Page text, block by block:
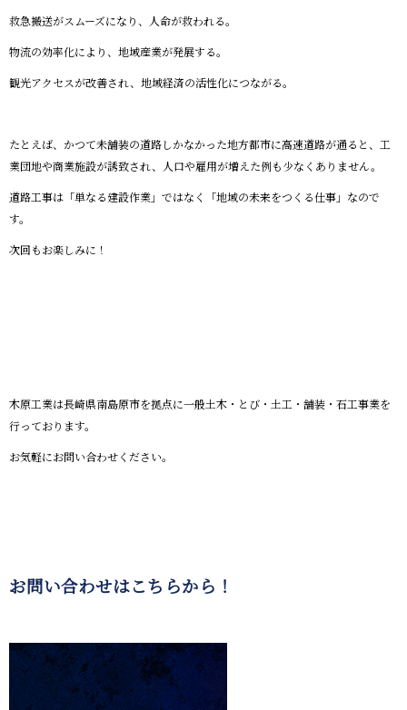
救急搬送がスムーズになり、人命が救われる。
物流の効率化により、地域産業が発展する。
観光アクセスが改善され、地域経済の活性化につながる。
たとえば、かつて未舗装の道路しかなかった地方都市に高速道路が通ると、工
業団地や商業施設が誘致され、人口や雇用が増えた例も少なくありません。
道路工事は「単なる建設作業」ではなく「地域の未来をつくる仕事」なので
す。
次回もお楽しみに！
木原工業は長崎県南島原市を拠点に一般土木・とび・土工・舗装・石工事業を
行っております。
お気軽にお問い合わせください。
お問い合わせはこちらから！